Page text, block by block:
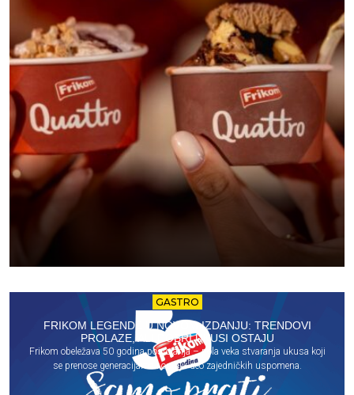
GASTRO
FRIKOM LEGENDE U NOVOM IZDANJU: TRENDOVI
PROLAZE, ALI DOBRI UKUSI OSTAJU
Frikom obeležava 50 godina postojanja – pola veka stvaranja ukusa koji
se prenose generacijama i ostaju deo zajedničkih uspomena.